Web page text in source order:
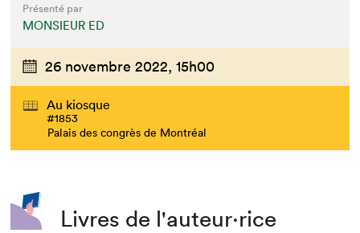
Présenté par
MONSIEUR ED
26 novembre 2022, 15h00
Au kiosque
#1853
Palais des congrès de Montréal
Livres de l'auteur·rice